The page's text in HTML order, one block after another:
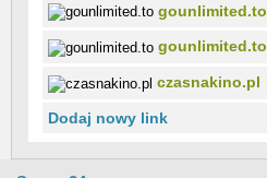
gounlimited.to
gounlimited.to
czasnakino.pl
Dodaj nowy link